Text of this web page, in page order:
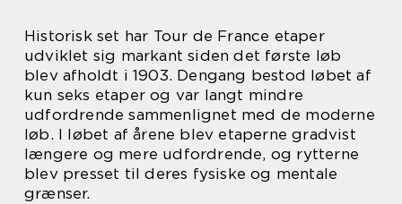
Historisk set har Tour de France etaper
udviklet sig markant siden det første løb
blev afholdt i 1903. Dengang bestod løbet af
kun seks etaper og var langt mindre
udfordrende sammenlignet med de moderne
løb. I løbet af årene blev etaperne gradvist
længere og mere udfordrende, og rytterne
blev presset til deres fysiske og mentale
grænser.